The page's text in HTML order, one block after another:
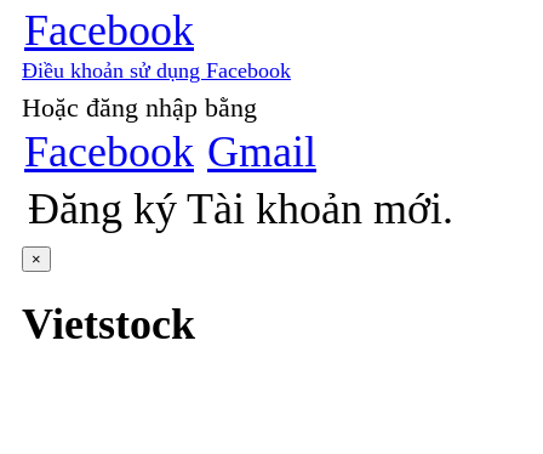
Facebook
Điều khoản sử dụng Facebook
Hoặc đăng nhập bằng
Facebook Gmail
Đăng ký Tài khoản mới.
×
Vietstock